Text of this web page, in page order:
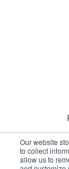
Our website
to collect
allow us to